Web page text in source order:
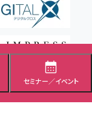
セミナー／イベント